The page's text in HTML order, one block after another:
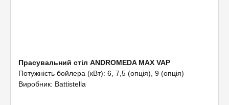
Прасувальний стіл ANDROMEDA MAX VAP
Потужність бойлера (кВт): 6, 7,5 (опція), 9 (опція)
Виробник: Battistella